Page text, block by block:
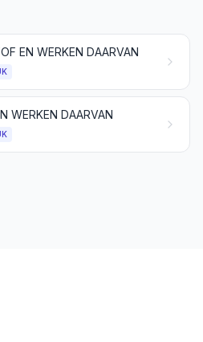
EN WERKEN DAARVAN
WERKEN DAARVAN